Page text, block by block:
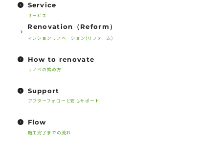
Service
サービス
Renovation（Reform）
マンションリノベーション(リフォーム)
How to renovate
リノベの始め方
Support
アフターフォローと安心サポート
Flow
施工完了までの流れ